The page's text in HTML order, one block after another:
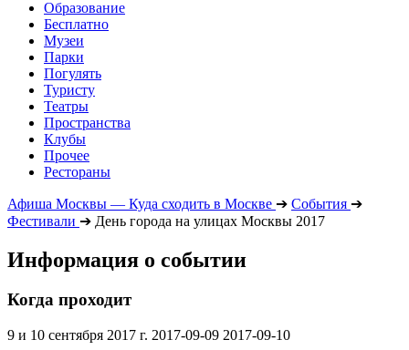
Образование
Бесплатно
Музеи
Парки
Погулять
Туристу
Театры
Пространства
Клубы
Прочее
Рестораны
Афиша Москвы — Куда сходить в Москве ➔ События ➔
Фестивали ➔ День города на улицах Москвы 2017
Информация о событии
Когда проходит
9 и 10 сентября 2017 г. 2017-09-09 2017-09-10